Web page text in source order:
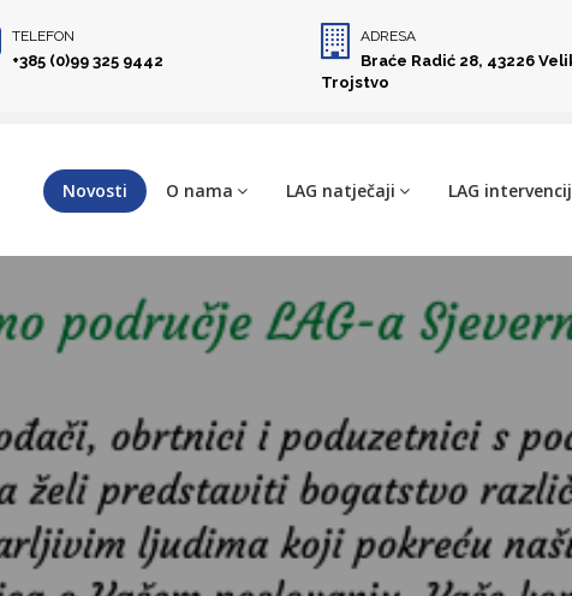
TELEFON
+385 (0)99 325 9442
ADRESA
Braće Radić 28, 43226
Trojstvo
Novosti O nama LAG natječaji LAG
2023.-2027.